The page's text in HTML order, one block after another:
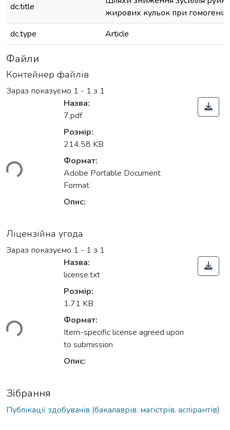
dc.title
жирових кульок при
dc.type
Article
Файли
Контейнер файлів
Зараз показуємо 1 - 1 з 1
Назва:
7.pdf
Розмір:
214.58 KB
Формат:
Adobe Portable Document
Format
Опис:
Ліцензійна угода
Зараз показуємо 1 - 1 з 1
Назва:
license.txt
Розмір:
1.71 KB
Формат:
Item-specific license agreed upon
to submission
Опис:
Зібрання
Публікації здобувачів (бакалаврів. магістрів, аспірантів)